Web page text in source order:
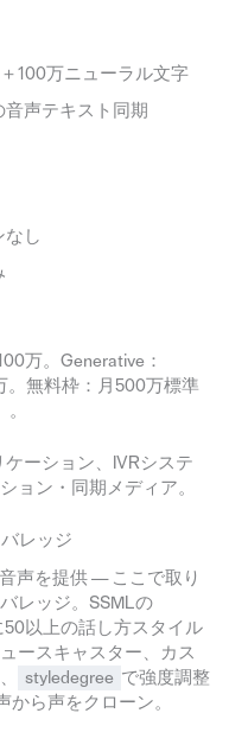
100万ニューラル文字
音声テキスト同期
なし
万。Generative：
。無料枠：月500万標準
ーション、IVRシステ
ョン・同期メディア。
レッジ
声を提供 — ここで取り
レッジ。SSMLの
50以上の話し方スタイル
ースキャスター、カス
styledegree で強度調整
から声をクローン。